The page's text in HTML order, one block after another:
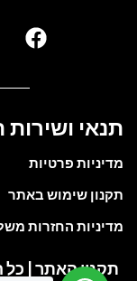
תנאי
מדיניות פרטיות
תקנון שימוש באתר
מדיניות החזרות